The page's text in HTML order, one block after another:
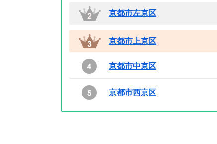
京都市左京区
京都市上京区
京都市中京区
京都市西京区